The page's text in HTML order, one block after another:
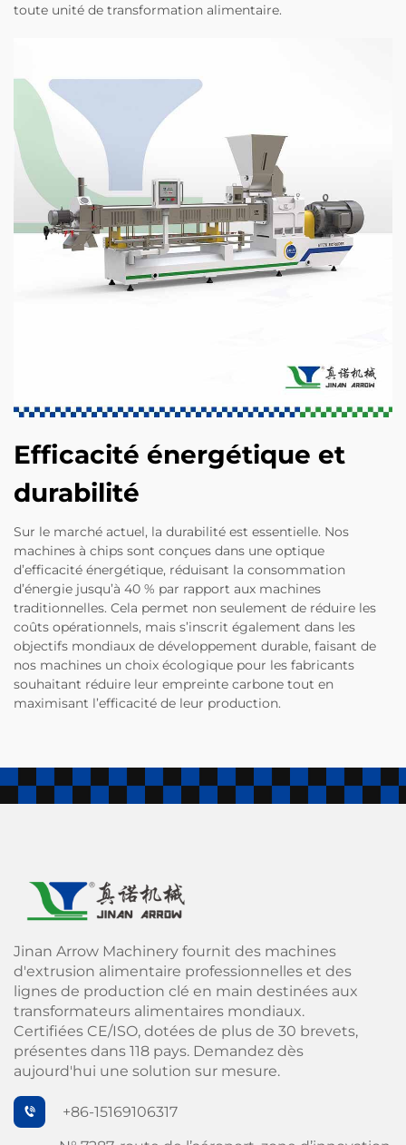
toute unité de transformation alimentaire.
Efficacité énergétique et
durabilité
Sur le marché actuel, la durabilité est essentielle. Nos
machines à chips sont conçues dans une optique
d’efficacité énergétique, réduisant la consommation
d’énergie jusqu’à 40 % par rapport aux machines
traditionnelles. Cela permet non seulement de réduire les
coûts opérationnels, mais s’inscrit également dans les
objectifs mondiaux de développement durable, faisant de
nos machines un choix écologique pour les fabricants
souhaitant réduire leur empreinte carbone tout en
maximisant l’efficacité de leur production.
Jinan Arrow Machinery fournit des machines
d'extrusion alimentaire professionnelles et des
lignes de production clé en main destinées aux
transformateurs alimentaires mondiaux.
Certifiées CE/ISO, dotées de plus de 30 brevets,
présentes dans 118 pays. Demandez dès
aujourd'hui une solution sur mesure.
+86-15169106317